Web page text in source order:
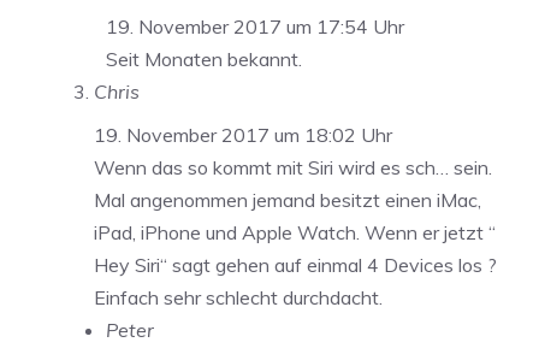
19. November 2017 um 17:54 Uhr
Seit Monaten bekannt.
Chris
19. November 2017 um 18:02 Uhr
Wenn das so kommt mit Siri wird es sch… sein.
Mal angenommen jemand besitzt einen iMac,
iPad, iPhone und Apple Watch. Wenn er jetzt “
Hey Siri“ sagt gehen auf einmal 4 Devices los ?
Einfach sehr schlecht durchdacht.
Peter